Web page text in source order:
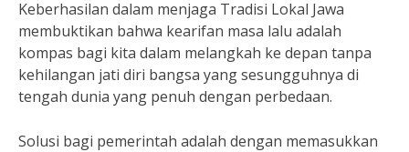
Keberhasilan dalam menjaga Tradisi Lokal Jawa
membuktikan bahwa kearifan masa lalu adalah
kompas bagi kita dalam melangkah ke depan tanpa
kehilangan jati diri bangsa yang sesungguhnya di
tengah dunia yang penuh dengan perbedaan.
Solusi bagi pemerintah adalah dengan memasukkan